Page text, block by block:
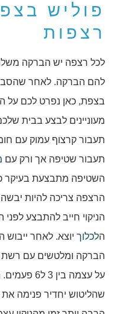
פוליש
רצפות
לכל רצפה יש הברקה
להם הברקה. לאחר
בצפת, כאן נפרט לכם על
מעוניינים לבצע בבית
תעבור קרצוף עמוק עם
תעבור שטיפה אך ורק עם
השטיפה מתבצעת בעיקר
הרצפה צריכה להיות
הניקוי חייב להתבצע
הלכלוך יוצא. לאחר
הברקה ומלטשים עם רשת
על עצמה
שהליטוש יחדיר פנימה